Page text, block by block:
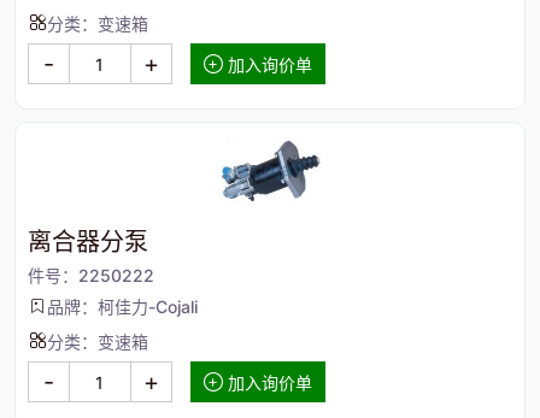
分类：变速箱
- + 加入询价单
离合器分泵
件号：2250222
品牌：柯佳力-Cojali
分类：变速箱
- + 加入询价单